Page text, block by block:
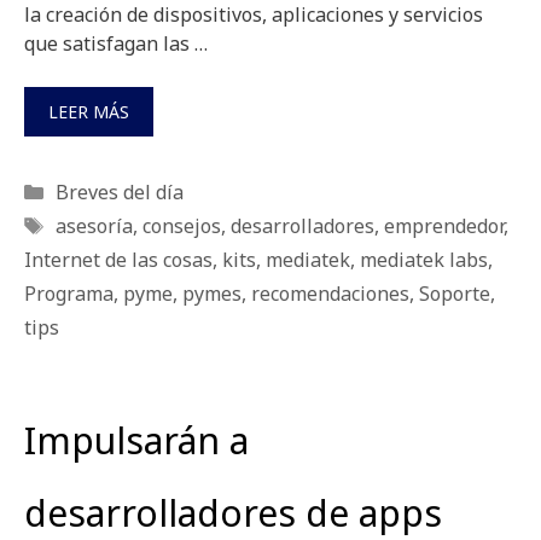
la creación de dispositivos, aplicaciones y servicios
que satisfagan las …
LEER MÁS
Categorías
Breves del día
Etiquetas
asesoría, consejos, desarrolladores, emprendedor,
Internet de las cosas, kits, mediatek, mediatek labs,
Programa, pyme, pymes, recomendaciones, Soporte,
tips
Impulsarán a
desarrolladores de apps